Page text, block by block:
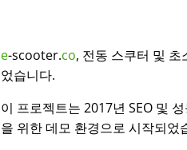
e-scooter.co, 전동 스쿠터 및
었습니다.
이 프로젝트는 2017년 SEO 및
을 위한 데모 환경으로 시작되었